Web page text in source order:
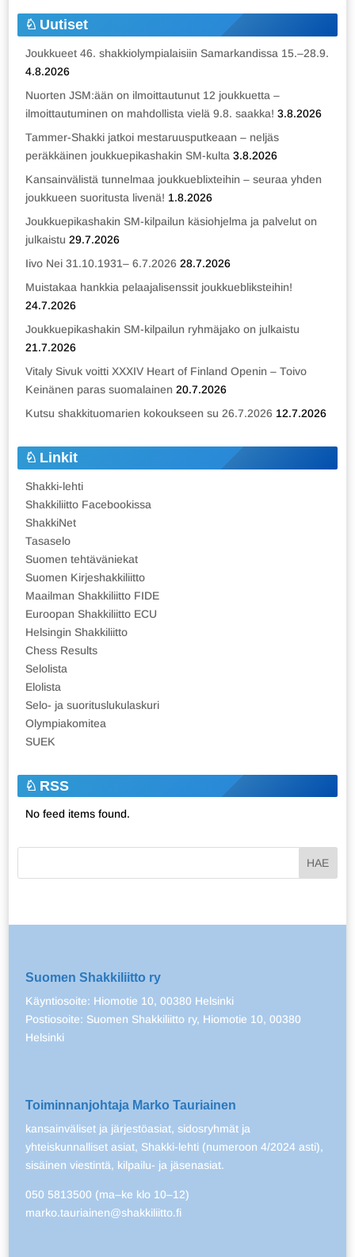
Uutiset
Joukkueet 46. shakkiolympialaisiin Samarkandissa 15.–28.9.
4.8.2026
Nuorten JSM:ään on ilmoittautunut 12 joukkuetta –
ilmoittautuminen on mahdollista vielä 9.8. saakka! 3.8.2026
Tammer-Shakki jatkoi mestaruusputkeaan – neljäs
peräkkäinen joukkuepikashakin SM-kulta 3.8.2026
Kansainvälistä tunnelmaa joukkueblixteihin – seuraa yhden
joukkueen suoritusta livenä! 1.8.2026
Joukkuepikashakin SM-kilpailun käsiohjelma ja palvelut on
julkaistu 29.7.2026
Iivo Nei 31.10.1931– 6.7.2026 28.7.2026
Muistakaa hankkia pelaajalisenssit joukkuebliksteihin!
24.7.2026
Joukkuepikashakin SM-kilpailun ryhmäjako on julkaistu
21.7.2026
Vitaly Sivuk voitti XXXIV Heart of Finland Openin – Toivo
Keinänen paras suomalainen 20.7.2026
Kutsu shakkituomarien kokoukseen su 26.7.2026 12.7.2026
Linkit
Shakki-lehti
Shakkiliitto Facebookissa
ShakkiNet
Tasaselo
Suomen tehtäväniekat
Suomen Kirjeshakkiliitto
Maailman Shakkiliitto FIDE
Euroopan Shakkiliitto ECU
Helsingin Shakkiliitto
Chess Results
Selolista
Elolista
Selo- ja suorituslukulaskuri
Olympiakomitea
SUEK
RSS
No feed items found.
Suomen Shakkiliitto ry
Käyntiosoite: Hiomotie 10, 00380 Helsinki
Postiosoite: Suomen Shakkiliitto ry, Hiomotie 10, 00380
Helsinki
Toiminnanjohtaja Marko Tauriainen
kansainväliset ja järjestöasiat, sidosryhmät ja
yhteiskunnalliset asiat, Shakki-lehti (numeroon 4/2024 asti),
sisäinen viestintä, kilpailu- ja jäsenasiat.
050 5813500 (ma–ke klo 10–12)
marko.tauriainen@shakkiliitto.fi